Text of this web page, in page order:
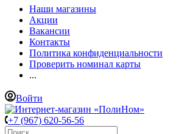
Наши магазины
Акции
Вакансии
Контакты
Политика конфиденциальности
Проверить номинал карты
...
Войти
+7 (967) 620-56-56